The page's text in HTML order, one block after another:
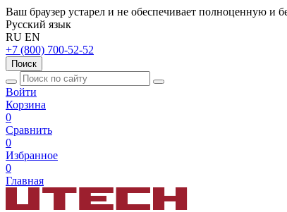
Ваш браузер устарел и не обеспечивает полноценную и
Русский язык
RU EN
+7 (800) 700-52-52
Поиск
Войти
Корзина
0
Сравнить
0
Избранное
0
Главная